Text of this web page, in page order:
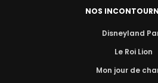
NOS
Disneyland
Le Roi Lion
Mon jour de